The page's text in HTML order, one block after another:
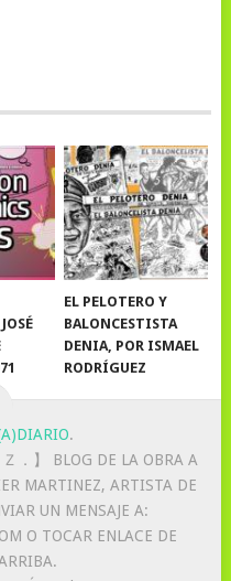
EL PELOTERO Y
BALONCESTISTA
DENIA, POR ISMAEL
RODRÍGUEZ
.
．】 BLOG DE LA OBRA A
MARTINEZ, ARTISTA DE
UN MENSAJE A:
O TOCAR ENLACE DE